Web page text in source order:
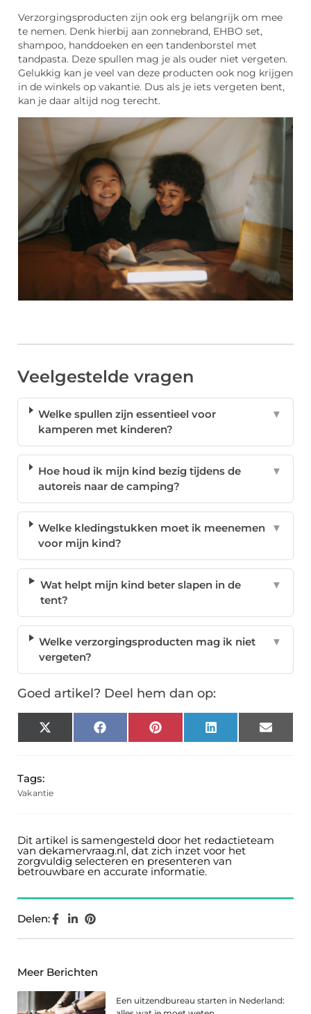
Verzorgingsproducten zijn ook erg belangrijk om mee
te nemen. Denk hierbij aan zonnebrand, EHBO set,
shampoo, handdoeken en een tandenborstel met
tandpasta. Deze spullen mag je als ouder niet vergeten.
Gelukkig kan je veel van deze producten ook nog krijgen
in de winkels op vakantie. Dus als je iets vergeten bent,
kan je daar altijd nog terecht.
Veelgestelde vragen
Welke spullen zijn essentieel voor
kamperen met kinderen?
▼
Hoe houd ik mijn kind bezig tijdens de
autoreis naar de camping?
▼
Welke kledingstukken moet ik meenemen
voor mijn kind?
▼
Wat helpt mijn kind beter slapen in de
tent?
▼
Welke verzorgingsproducten mag ik niet
vergeten?
▼
Goed artikel? Deel hem dan op:
X
(Twitter)
FacebookPinterest LinkedIn Email
Tags:
Vakantie
Dit artikel is samengesteld door het redactieteam
van dekamervraag.nl, dat zich inzet voor het
zorgvuldig selecteren en presenteren van
betrouwbare en accurate informatie.
Delen:
Meer Berichten
Een uitzendbureau starten in Nederland: